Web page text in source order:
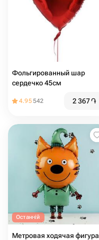
Фольгированный шар
сердечко 45см
4.95542 2 367֏
Останній
Метровая ходячая фигура